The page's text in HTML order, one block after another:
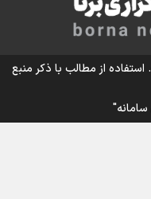
از مطالب با ذکر منبع
سامانه"